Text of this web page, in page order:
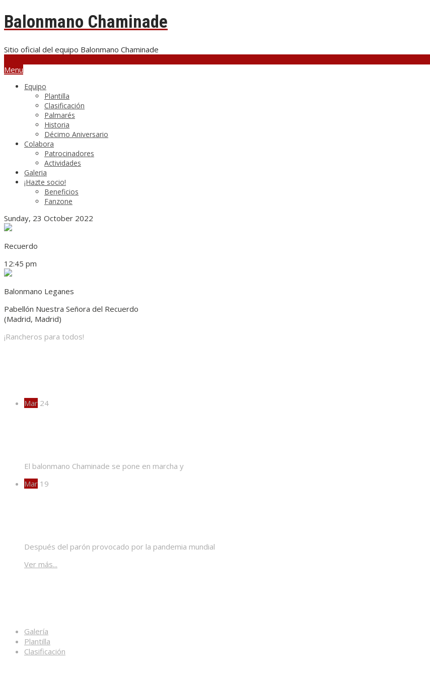
Balonmano Chaminade
Sitio oficial del equipo Balonmano Chaminade
Menu
Equipo
Plantilla
Clasificación
Palmarés
Historia
Décimo Aniversario
Colabora
Patrocinadores
Actividades
Galeria
¡Hazte socio!
Beneficios
Fanzone
Sunday, 23 October 2022
Recuerdo
12:45 pm
Balonmano Leganes
Pabellón Nuestra Señora del Recuerdo
(Madrid, Madrid)
¡Rancheros para todos!
Mar 24
El balonmano Chaminade se pone en marcha y
Mar 19
Después del parón provocado por la pandemia mundial
Ver más...
Galería
Plantilla
Clasificación